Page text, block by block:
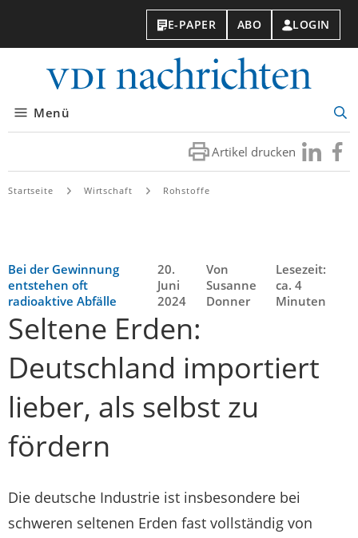
E-PAPER ABO LOGIN
Menü
Artikel drucken Besuchen
Sie
Sie
Startseite Wirtschaft Rohstoffe
Bei der Gewinnung
entstehen oft
radioaktive Abfälle
20.
Juni
2024
Von
Susanne
Donner
Lesezeit:
ca. 4
Minuten
Seltene Erden:
Deutschland importiert
lieber, als selbst zu
fördern
Die deutsche Industrie ist insbesondere bei
schweren seltenen Erden fast vollständig von